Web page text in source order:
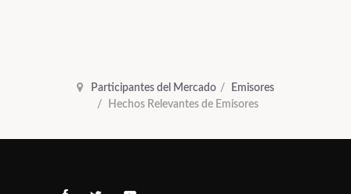
Participantes del Mercado
Emisores
Hechos Relevantes de Emisores